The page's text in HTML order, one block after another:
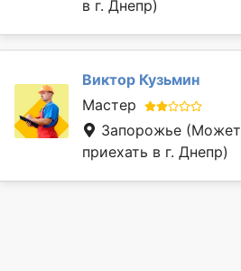
в г. Днепр)
Виктор Кузьмин
Мастер
Запорожье (Может
приехать в г. Днепр)